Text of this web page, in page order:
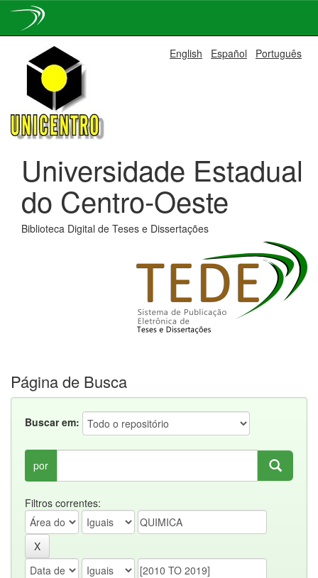
navigation
English Español Português
Universidade Estadual
do Centro-Oeste
Biblioteca Digital de Teses e Dissertações
Página de Busca
Buscar em:
por
Filtros correntes: